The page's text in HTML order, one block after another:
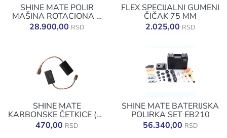
SHINE MATE POLIR
MAŠINA ROTACIONA +
SET EP803K
28.900,00 RSD
FLEX SPECIJALNI GUMENI
ČIČAK 75 MM
2.025,00 RSD
SHINE MATE
KARBONSKE ČETKICE (EP
802 - EP809-EX620-
6/21/ - EP820)
470,00 RSD
SHINE MATE BATERIJSKA
POLIRKA SET EB210
56.340,00 RSD